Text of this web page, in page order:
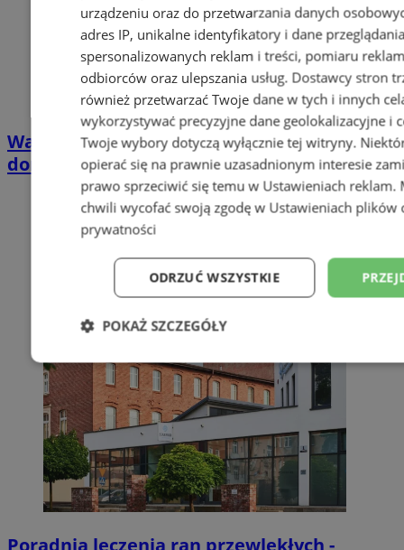
Wakacyjny wypoczynek nad Bałtykiem w
domkach Szmaragdowe Morze
Poradnia leczenia ran przewlekłych -
urządzeniu oraz do przetwarzania danych
adres IP, unikalne identyfikatory i dane
spersonalizowanych reklam i treści, pomiaru
odbiorców oraz ulepszania usług. Dostawcy stron
również przetwarzać Twoje dane w tych i innych
wykorzystywać precyzyjne dane geolokalizacyjne i
Twoje wybory dotyczą wyłącznie tej witryny.
opierać się na prawnie uzasadnionym interesie
prawo sprzeciwić się temu w Ustawieniach reklam.
chwili wycofać swoją zgodę w Ustawieniach plików
prywatności
ODRZUĆ WSZYSTKIE
POKAŻ SZCZEGÓŁY
Niezbędne Wydajność
Niesklasyfikowane